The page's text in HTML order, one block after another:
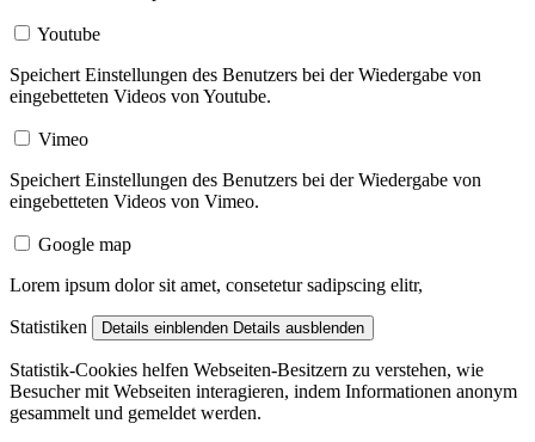
Youtube
Speichert Einstellungen des Benutzers bei der Wiedergabe von
eingebetteten Videos von Youtube.
Vimeo
Speichert Einstellungen des Benutzers bei der Wiedergabe von
eingebetteten Videos von Vimeo.
Google map
Lorem ipsum dolor sit amet, consetetur sadipscing elitr,
Statistiken Details einblenden Details ausblenden
Statistik-Cookies helfen Webseiten-Besitzern zu verstehen, wie
Besucher mit Webseiten interagieren, indem Informationen anonym
gesammelt und gemeldet werden.